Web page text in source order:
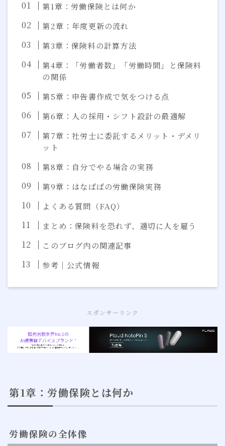
第1章：労働保険とは何か
第2章：年度更新の流れ
第3章：保険料の計算方法
第4章：「労働者数」「労働時間」と保険料
の関係
第5章：申告書作成で気をつける点
第6章：人の採用・シフト設計の最適解
第7章：社労士に委託するメリット・デメリ
ット
第8章：自分でやる場合の実務
第9章：はなぱぱの労働保険実務
よくある質問（FAQ）
まとめ：保険料を恐れず、適切に人を雇う
このブログ内の関連記事
参考｜公式情報
スポンサーリンク
第1章：労働保険とは何か
労働保険の全体像